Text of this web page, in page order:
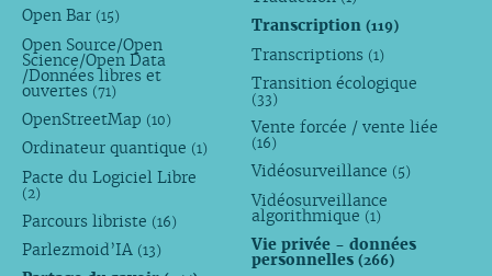
Open Bar (15)
Open Source/Open
Science/Open Data
/Données libres et
ouvertes (71)
OpenStreetMap (10)
Ordinateur quantique (1)
Pacte du Logiciel Libre
(2)
Parcours libriste (16)
Parlezmoid’IA (13)
Transcription(119)
Transcriptions (1)
Transition écologique
(33)
Vente forcée / vente liée
(16)
Vidéosurveillance (5)
Vidéosurveillance
algorithmique (1)
Vie privée - données
personnelles(266)